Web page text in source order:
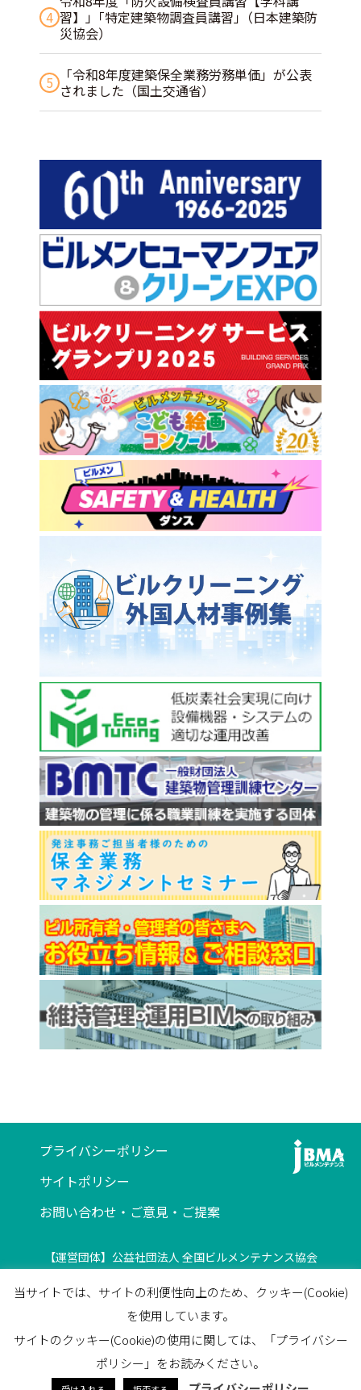
4 習】」｢特定建築物調査員講習｣（日本建築防
災協会）
5
「令和8年度建築保全業務労務単価」が公表
されました（国土交通省）
プライバシーポリシー
サイトポリシー
お問い合わせ・ご意見・ご提案
【運営団体】公益社団法人 全国ビルメンテナンス協会
ビルメンテナンス会館5F
03-3805-7560 / FAX 03-3805-7561
facebook
当サイトでは、サイトの利便性向上のため、クッキー(Cookie)
を使用しています。
サイトのクッキー(Cookie)の使用に関しては、「プライバシー
ポリシー」をお読みください。